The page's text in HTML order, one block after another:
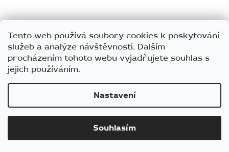
Tento web používá soubory cookies k poskytování
služeb a analýze návštěvnosti. Dalším
procházením tohoto webu vyjadřujete souhlas s
jejich používáním.
Nastavení
Souhlasím
Vytvořil Shoptet
Barnaby. Všechna práva vyhrazena.